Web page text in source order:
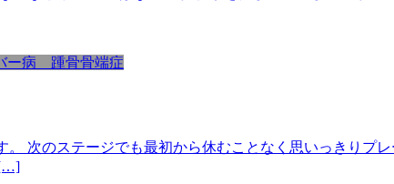
ー病 踵骨骨端症
次のステージでも最初から休むことなく思いっきりプ
[…]